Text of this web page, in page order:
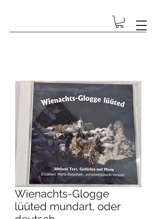
Wienachts-Glogge
lüüted mundart, oder